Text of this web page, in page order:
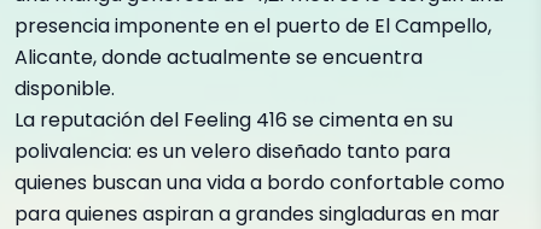
presencia imponente en el puerto de El Campello,
Alicante, donde actualmente se encuentra
disponible.
La reputación del Feeling 416 se cimenta en su
polivalencia: es un velero diseñado tanto para
quienes buscan una vida a bordo confortable como
para quienes aspiran a grandes singladuras en mar